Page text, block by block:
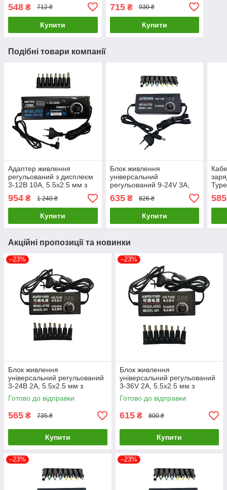
відеоспостереження ( код:
15mDC55x21 )
548 ₴ 712 ₴
Купити
відеоспостереження
(код:20mDC55x21 )
715₴ 930 ₴
Купити
Подібні товари компанії
Адаптер живлення
регульований з дисплеєм
3-12В 10А, 5.5x2.5 мм з
Чорний (код: 3-12B10A)
954 ₴ 1 240 ₴
Купити
Блок живлення
універсальний
регульований 9-24V 3A,
перехідниками 8шт.
Чорний (код: 9-24V3A )
635₴ 826 ₴
Купити
585
Акційні пропозиції та новинки
–23%
Блок живлення
універсальний регульований
3-24В 2А, 5.5x2.5 мм з
перехідниками 8шт. Чорний
(код: 3-24В2А )
Готово до відправки
565 ₴ 735 ₴
Купити
–23%
Блок живлення
універсальний регульований
3-36V 2A, 5.5x2.5 мм з
перехідниками 8шт. Чорний
(код: 3-36BA )
Готово до відправки
615 ₴ 800 ₴
Купити
–23% –23%